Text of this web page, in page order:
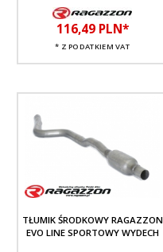
116,49 PLN*
* Z PODATKIEM VAT
TŁUMIK ŚRODKOWY RAGAZZON
EVO LINE SPORTOWY WYDECH